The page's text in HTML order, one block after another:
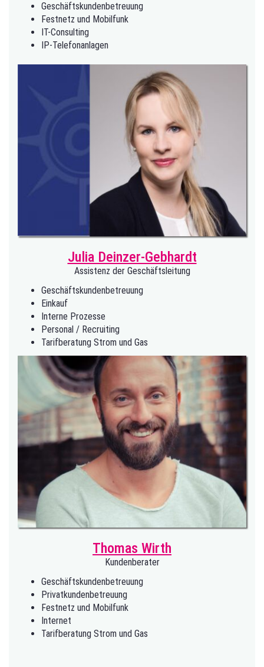
Geschäftskundenbetreuung
Festnetz und Mobilfunk
IT-Consulting
IP-Telefonanlagen
Julia Deinzer-Gebhardt
Assistenz der Geschäftsleitung
Geschäftskundenbetreuung
Einkauf
Interne Prozesse
Personal / Recruiting
Tarifberatung Strom und Gas
Thomas Wirth
Kundenberater
Geschäftskundenbetreuung
Privatkundenbetreuung
Festnetz und Mobilfunk
Internet
Tarifberatung Strom und Gas